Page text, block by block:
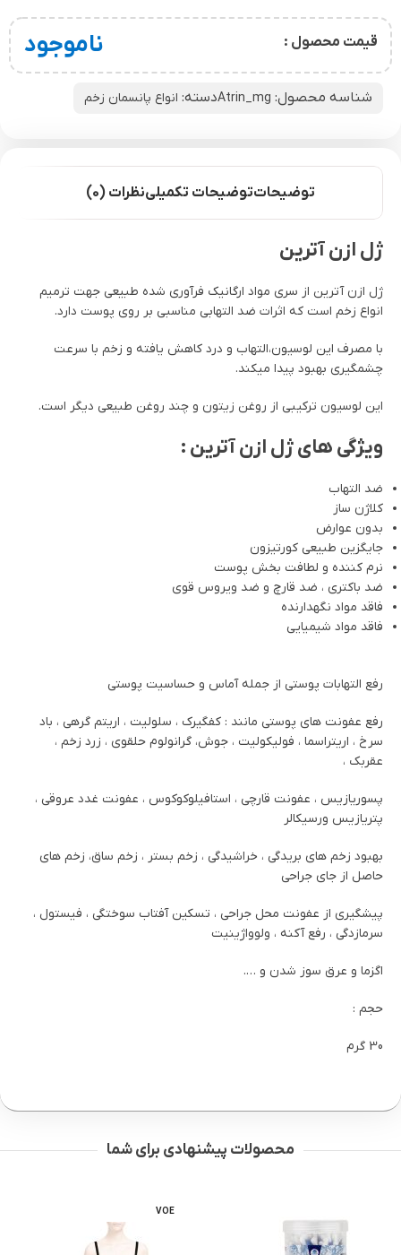
قیمت محصول : ناموجود
شناسه محصول: Atrin_mgدسته: انواع پانسمان زخم
توضیحاتتوضیحات تکمیلینظرات (0)
ژل ازن آترین
ژل ازن آترین از سری مواد ارگانیک فرآوری شده طبیعی جهت ترمیم
انواع زخم است که اثرات ضد التهابی مناسبی بر روی پوست دارد.
با مصرف این لوسیون،التهاب و درد کاهش یافته و زخم با سرعت
چشمگیری بهبود پیدا میکند.
این لوسیون ترکیبی از روغن زیتون و چند روغن طبیعی دیگر است.
ویژگی های ژل ازن آترین :
ضد التهاب
کلاژن ساز
بدون عوارض
جایگزین طبیعی کورتیزون
نرم کننده و لطافت بخش پوست
ضد باکتری ، ضد قارچ و ضد ویروس قوی
فاقد مواد نگهدارنده
فاقد مواد شیمیایی
رفع التهابات پوستی از جمله آماس و حساسیت پوستی
رفع عفونت های پوستی مانند : کفگیرک ، سلولیت ، اریتم گرهی ، باد
سرخ ، اریتراسما ، فولیکولیت ، جوش، گرانولوم حلقوی ، زرد زخم ،
عقربک ،
پسوریازیس ، عفونت قارچی ، استافیلوکوکوس ، عفونت غدد عروقی ،
پتریازیس ورسیکالر
بهبود زخم های بریدگی ، خراشیدگی ، زخم بستر ، زخم ساق، زخم های
حاصل از جای جراحی
پیشگیری از عفونت محل جراحی ، تسکین آفتاب سوختگی ، فیستول ،
سرمازدگی ، رفع آکنه ، ولوواژینیت
اگزما و عرق سوز شدن و ….
حجم :
30 گرم
محصولات پیشنهادی برای شما
MEDIC